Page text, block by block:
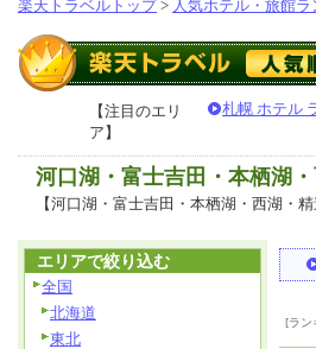
楽天トラベルトップ> 人気ホテル・旅館ラ
【注目のエリ
ア】
札幌 ホテル
河口湖・富士吉田・本栖湖
【河口湖・富士吉田・本栖湖・西湖・
[ラン
エリアで絞り込む
全国
北海道
東北